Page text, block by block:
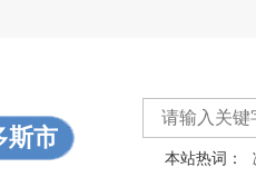
斯市
本站热词：